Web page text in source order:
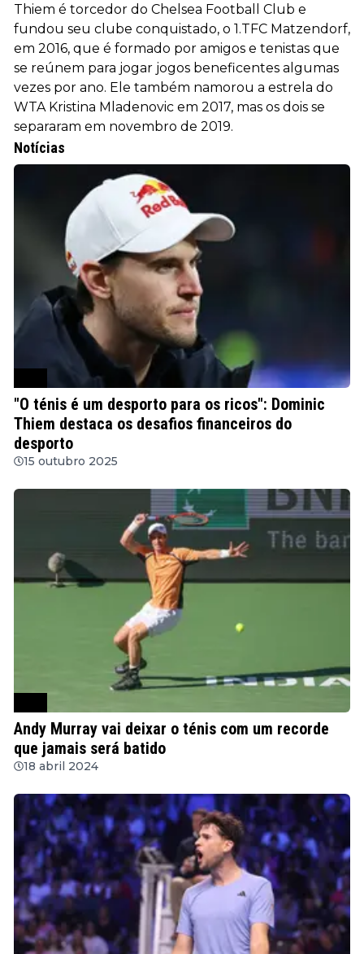
Thiem é torcedor do Chelsea Football Club e
fundou seu clube conquistado, o 1.TFC Matzendorf,
em 2016, que é formado por amigos e tenistas que
se reúnem para jogar jogos beneficentes algumas
vezes por ano. Ele também namorou a estrela do
WTA Kristina Mladenovic em 2017, mas os dois se
separaram em novembro de 2019.
Notícias
"O ténis é um desporto para os ricos": Dominic
Thiem destaca os desafios financeiros do
desporto
15 outubro 2025
Andy Murray vai deixar o ténis com um recorde
que jamais será batido
18 abril 2024